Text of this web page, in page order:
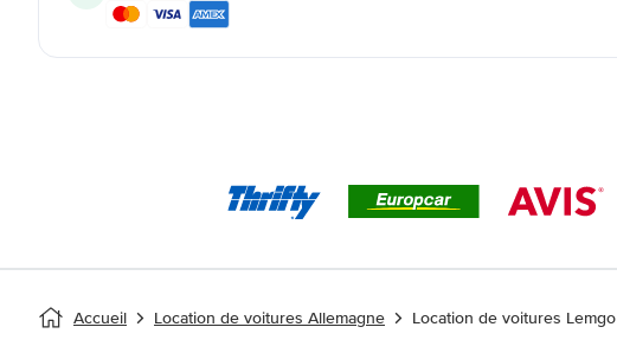
Accueil Location de voitures Allemagne Location de voitures Lemgo